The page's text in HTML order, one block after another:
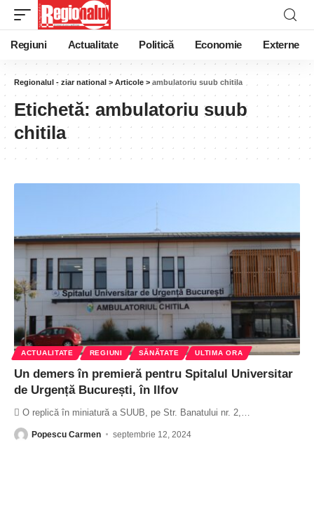
Regiuni Actualitate Politică Economie Externe
Regionalul - ziar national > Articole > ambulatoriu suub chitila
Etichetă: ambulatoriu suub
chitila
ACTUALITATE REGIUNI SĂNĂTATE ULTIMA ORA
Un demers în premieră pentru Spitalul Universitar
de Urgență București, în Ilfov
 O replică în miniatură a SUUB, pe Str. Banatului nr. 2,
Popescu Carmen septembrie 12, 2024